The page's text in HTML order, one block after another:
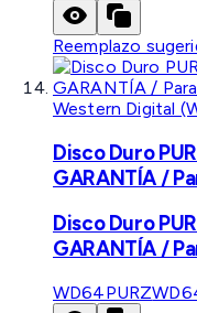
Reemplazo
Western Digital
Disco Duro
GARANTÍA /
Disco Duro
GARANTÍA /
WD64PURZ